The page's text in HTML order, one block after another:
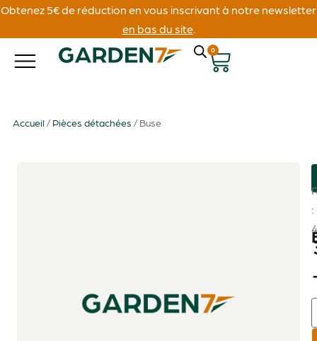
Obtenez 5€ de réduction en vous inscrivant à notre newsletter
en bas du site.
0
Accueil / Pièces détachées / Buse
: